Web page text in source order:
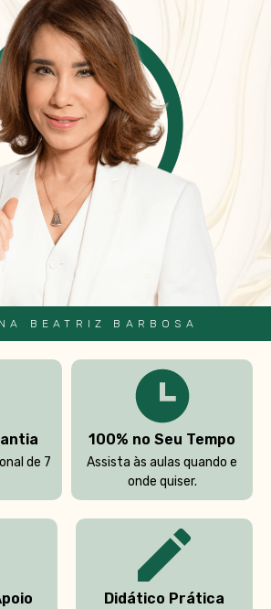
BEATRIZ BARBOSA
de 7
100% no Seu Tempo
Assista às aulas quando e
onde quiser.
Didático Prática